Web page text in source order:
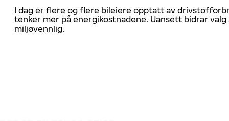
I dag er flere og flere bileiere opptatt av
tenker mer på energikostnadene. Uansett bidrar
miljøvennlig.